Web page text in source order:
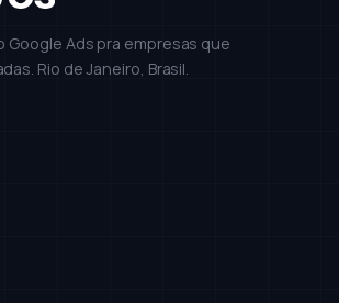
Google Ads pra empresas que
Rio de Janeiro, Brasil.